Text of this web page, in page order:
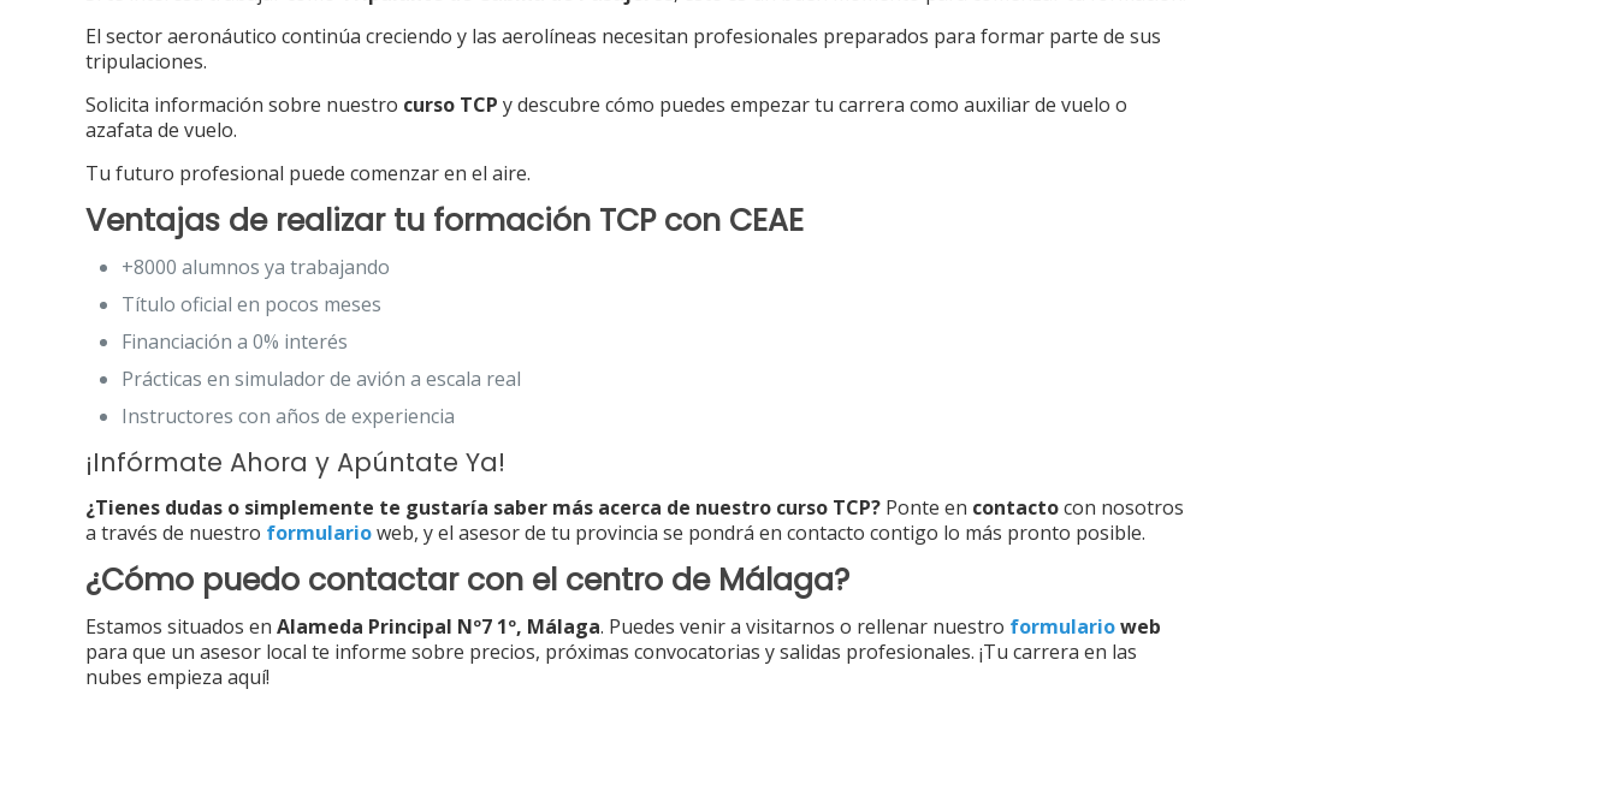
El sector aeronáutico continúa creciendo y las aerolíneas necesitan profesionales preparados para formar parte de sus
tripulaciones.
Solicita información sobre nuestro curso TCP y descubre cómo puedes empezar tu carrera como auxiliar de vuelo o
azafata de vuelo.
Tu futuro profesional puede comenzar en el aire.
Ventajas de realizar tu formación TCP con CEAE
+8000 alumnos ya trabajando
Título oficial en pocos meses
Financiación a 0% interés
Prácticas en simulador de avión a escala real
Instructores con años de experiencia
¡Infórmate Ahora y Apúntate Ya!
¿Tienes dudas o simplemente te gustaría saber más acerca de nuestro curso TCP? Ponte en contactocon nosotros
a través de nuestro formularioweb, y el asesor de tu provincia se pondrá en contacto contigo lo más pronto posible.
¿Cómo puedo contactar con el centro de Málaga?
Estamos situados enAlameda Principal Nº7 1º, Málaga. Puedes venir a visitarnos o rellenar nuestro formularioweb
para que un asesor local te informe sobre precios, próximas convocatorias y salidas profesionales. ¡Tu carrera en las
nubes empieza aquí!